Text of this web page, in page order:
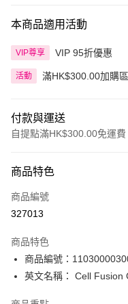
本商品適用活動
VIP尊享 VIP 95折優惠
活動 滿HK$300.00加購區
付款與運送
自提點滿HK$300.00免運費
信用卡
Apple Pay
PayMe
WeChat Pay
商品特色
商品編號
327013
商品特色
商品編號：
英文名稱： Cell Fusion